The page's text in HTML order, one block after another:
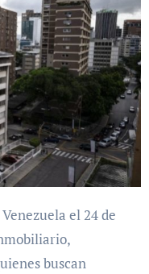
buscan